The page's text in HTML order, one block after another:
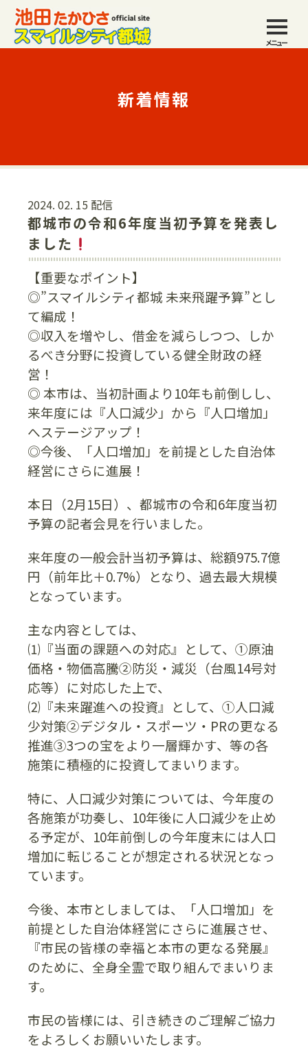
メニュー
新着情報
2024. 02. 15 配信
都城市の令和6年度当初予算を発表し
ました
【重要なポイント】
◎”スマイルシティ都城 未来飛躍予算”とし
て編成！
◎収入を増やし、借金を減らしつつ、しか
るべき分野に投資している健全財政の経
営！
◎ 本市は、当初計画より10年も前倒しし、
来年度には『人口減少」から『人口増加」
へステージアップ！
◎今後、「人口増加」を前提とした自治体
経営にさらに進展！
本日（2月15日）、都城市の令和6年度当初
予算の記者会見を行いました。
来年度の一般会計当初予算は、総額975.7億
円（前年比＋0.7%）となり、過去最大規模
となっています。
主な内容としては、
⑴『当面の課題への対応』として、①原油
価格・物価高騰②防災・減災（台風14号対
応等）に対応した上で、
⑵『未来躍進への投資』として、①人口減
少対策②デジタル・スポーツ・PRの更なる
推進③3つの宝をより一層輝かす、等の各
施策に積極的に投資してまいります。
特に、人口減少対策については、今年度の
各施策が功奏し、10年後に人口減少を止め
る予定が、10年前倒しの今年度末には人口
増加に転じることが想定される状況となっ
ています。
今後、本市としましては、「人口増加」を
前提とした自治体経営にさらに進展させ、
『市民の皆様の幸福と本市の更なる発展』
のために、全身全霊で取り組んでまいりま
す。
市民の皆様には、引き続きのご理解ご協力
をよろしくお願いいたします。